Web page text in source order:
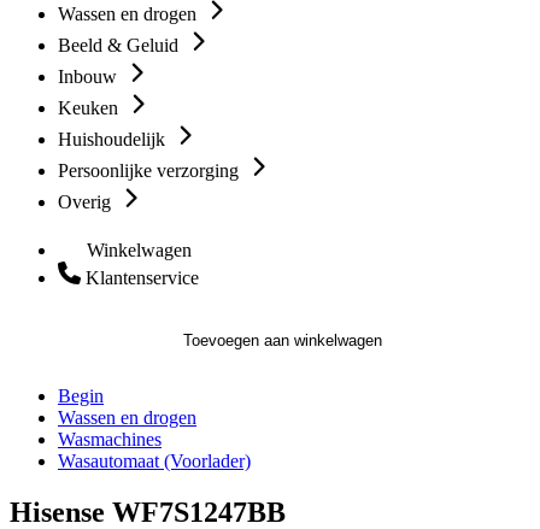
Wassen en drogen
Beeld & Geluid
Inbouw
Keuken
Huishoudelijk
Persoonlijke verzorging
Overig
Winkelwagen
Klantenservice
Toevoegen aan winkelwagen
Begin
Wassen en drogen
Wasmachines
Wasautomaat (Voorlader)
Hisense WF7S1247BB